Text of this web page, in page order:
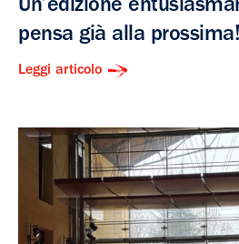
Un’edizione
pensa già alla prossima!
Leggi articolo